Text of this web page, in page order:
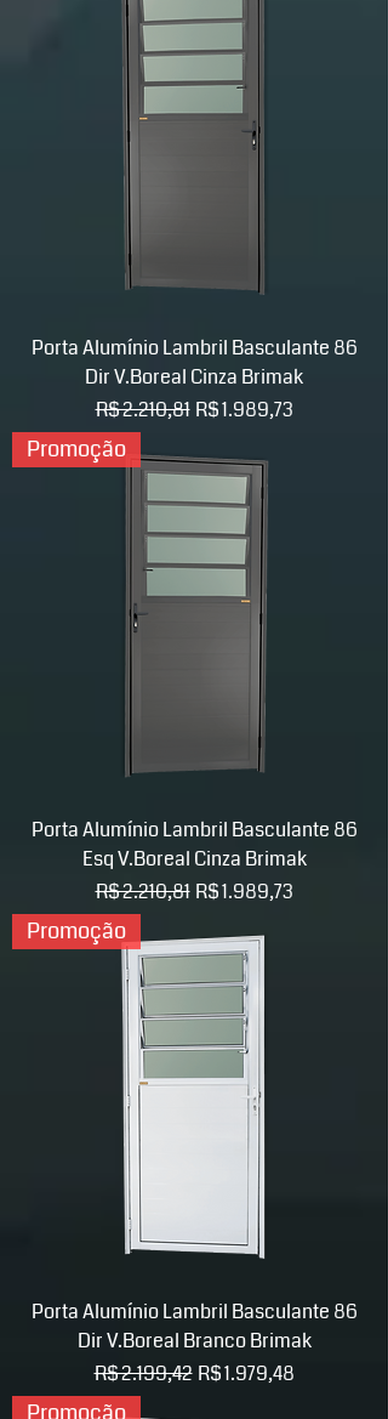
Porta Alumínio Lambril Basculante 86
Dir V.Boreal Cinza Brimak
Preço normal
R$ 2.210,81 Preço promocional
R$ 1.989,73
Promoção
Porta Alumínio Lambril Basculante 86
Esq V.Boreal Cinza Brimak
Preço normal
R$ 2.210,81 Preço promocional
R$ 1.989,73
Promoção
Porta Alumínio Lambril Basculante 86
Dir V.Boreal Branco Brimak
Preço normal
R$ 2.199,42 Preço promocional
R$ 1.979,48